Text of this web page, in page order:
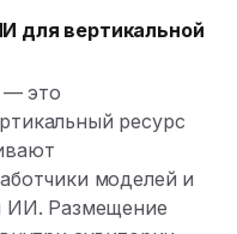
для вертикальной
— это
ресурс
моделей и
ИИ. Размещение